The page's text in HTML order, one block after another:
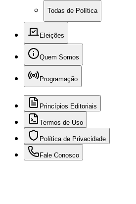
Todas de Política
Eleições
Quem Somos
Programação
Princípios Editoriais
Termos de Uso
Política de Privacidade
Fale Conosco